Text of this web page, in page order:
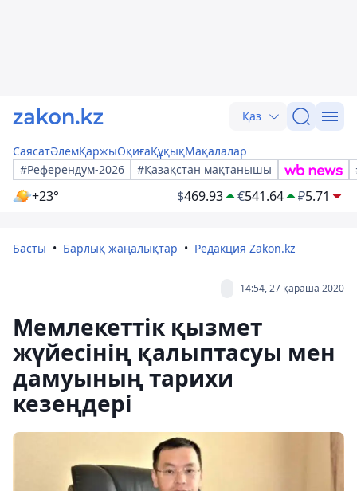
Қаз
СаясатӘлемҚаржыОқиғаҚұқықМақалалар
#Референдум-2026
#Қазақстан мақтанышы
+23° $469.93 €541.64 ₽5.71
Басты Барлық жаңалықтар Редакция Zakon.kz
14:54, 27 қараша 2020
Мемлекеттік қызмет
жүйесінің қалыптасуы мен
дамуының тарихи
кезеңдері